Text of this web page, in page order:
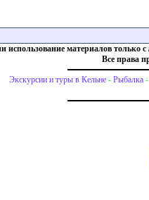
использование материалов только с
Все права
Экскурсии и туры в Кельне - Рыбалка -